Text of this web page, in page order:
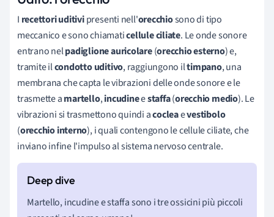
I recettori uditivipresenti nell'orecchiosono di tipo
meccanico e sono chiamaticellule ciliate. Le onde sonore
entrano nelpadiglione auricolare(orecchio esterno) e,
tramite ilcondotto uditivo, raggiungono iltimpano, una
membrana che capta le vibrazioni delle onde sonore e le
trasmette amartello,incudineestaffa(orecchio medio). Le
vibrazioni si trasmettono quindi acocleaevestibolo
(orecchio interno), i quali contengono le cellule ciliate, che
inviano infine l'impulso al sistema nervoso centrale.
Martello, incudine e staffa sono i tre ossicini più piccoli